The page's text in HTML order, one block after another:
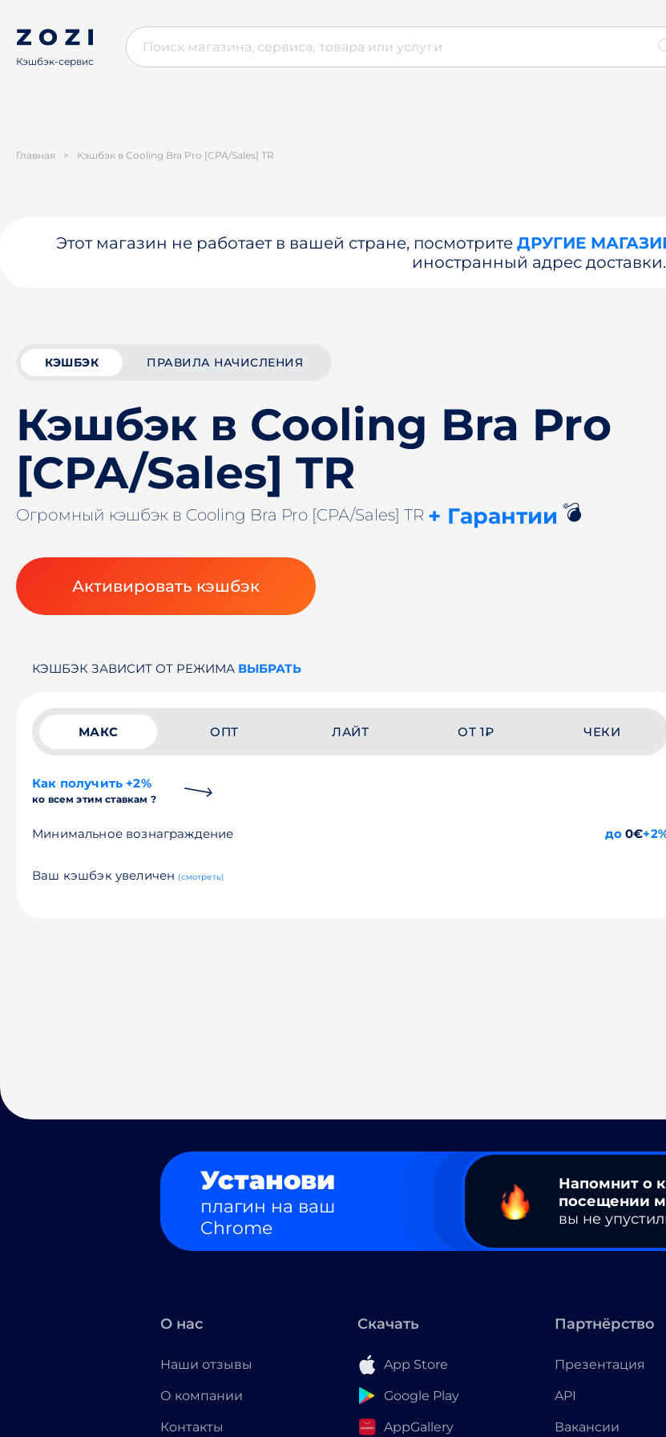
Кэшбэк-сервис
Главная > Кэшбэк в Cooling Bra Pro [CPA/Sales] TR
Этот магазин не работает в вашей стране, посмотрите ДРУГИЕ
иностранный адрес доставки.
КЭШБЭК ПРАВИЛА НАЧИСЛЕНИЯ
Кэшбэк в Cooling Bra Pro
[CPA/Sales] TR
Огромный кэшбэк в Cooling Bra Pro [CPA/Sales] TR + Гарантии 💣
Активировать кэшбэк
КЭШБЭК ЗАВИСИТ ОТ РЕЖИМА ВЫБРАТЬ
МАКС ОПТ ЛАЙТ ОТ 1₽ ЧЕКИ
Как получить +2%
ко всем этим ставкам ?
Минимальное вознаграждение до0€
Ваш кэшбэк увеличен (смотреть)
Установи
плагин на ваш
Chrome
Напомнит о
посещении
вы не
О нас
Наши отзывы
О компании
Контакты
Скачать
App Store
Google Play
AppGallery
Партнёрство
Презентация
API
Вакансии